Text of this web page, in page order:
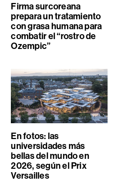
Firma surcoreana
prepara un tratamiento
con grasa humana para
combatir el “rostro de
Ozempic”
En fotos: las
universidades más
bellas del mundo en
2026, según el Prix
Versailles